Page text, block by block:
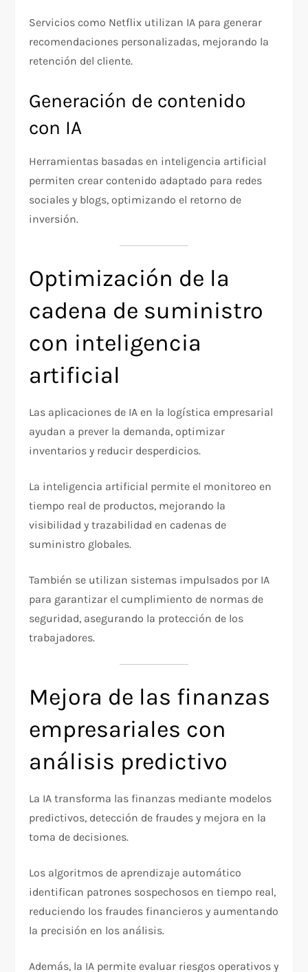
Servicios como Netflix utilizan IA para generar
recomendaciones personalizadas, mejorando la
retención del cliente.
Generación de contenido
con IA
Herramientas basadas en inteligencia artificial
permiten crear contenido adaptado para redes
sociales y blogs, optimizando el retorno de
inversión.
Optimización de la
cadena de suministro
con inteligencia
artificial
Las aplicaciones de IA en la logística empresarial
ayudan a prever la demanda, optimizar
inventarios y reducir desperdicios.
La inteligencia artificial permite el monitoreo en
tiempo real de productos, mejorando la
visibilidad y trazabilidad en cadenas de
suministro globales.
También se utilizan sistemas impulsados por IA
para garantizar el cumplimiento de normas de
seguridad, asegurando la protección de los
trabajadores.
Mejora de las finanzas
empresariales con
análisis predictivo
La IA transforma las finanzas mediante modelos
predictivos, detección de fraudes y mejora en la
toma de decisiones.
Los algoritmos de aprendizaje automático
identifican patrones sospechosos en tiempo real,
reduciendo los fraudes financieros y aumentando
la precisión en los análisis.
Además, la IA permite evaluar riesgos operativos y